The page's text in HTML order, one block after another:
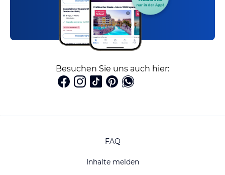
Besuchen Sie uns auch hier:
FAQ
Inhalte melden